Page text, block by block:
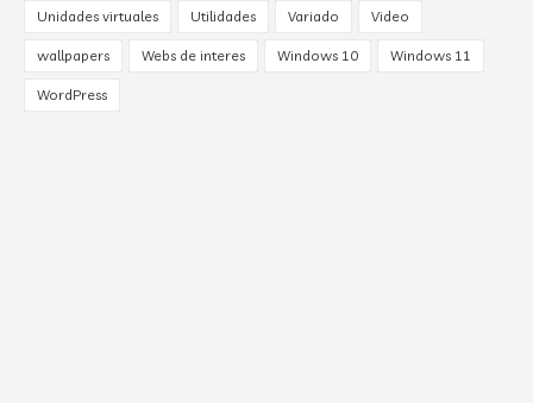
Unidades virtuales Utilidades Variado Video
wallpapers Webs de interes Windows 10 Windows 11
WordPress